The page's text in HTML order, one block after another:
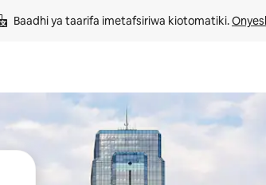
Baadhi ya taarifa imetafsiriwa kiotomatiki.